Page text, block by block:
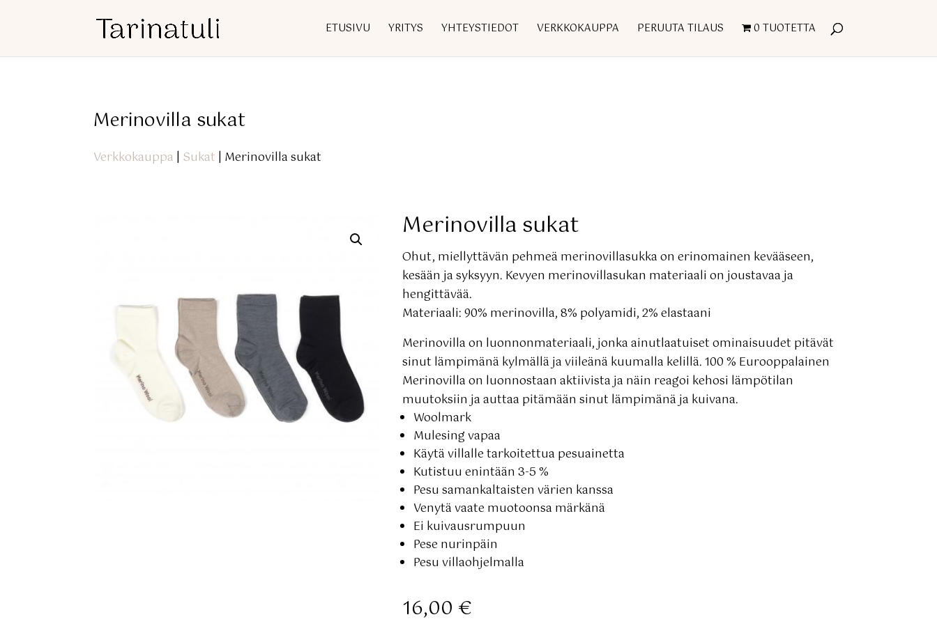
ETUSIVU YRITYS YHTEYSTIEDOT VERKKOKAUPPA PERUUTA TILAUS 0 TUOTETTA
Merinovilla sukat
Verkkokauppa | Sukat | Merinovilla sukat
Merinovilla sukat
Ohut, miellyttävän pehmeä merinovillasukka on erinomainen kevääseen,
kesään ja syksyyn. Kevyen merinovillasukan materiaali on joustavaa ja
hengittävää.
Materiaali: 90% merinovilla, 8% polyamidi, 2% elastaani
Merinovilla on luonnonmateriaali, jonka ainutlaatuiset ominaisuudet pitävät
sinut lämpimänä kylmällä ja viileänä kuumalla kelillä. 100 % Eurooppalainen
Merinovilla on luonnostaan aktiivista ja näin reagoi kehosi lämpötilan
muutoksiin ja auttaa pitämään sinut lämpimänä ja kuivana.
Woolmark
Mulesing vapaa
Käytä villalle tarkoitettua pesuainetta
Kutistuu enintään 3-5 %
Pesu samankaltaisten värien kanssa
Venytä vaate muotoonsa märkänä
Ei kuivausrumpuun
Pese nurinpäin
Pesu villaohjelmalla
16,00 €